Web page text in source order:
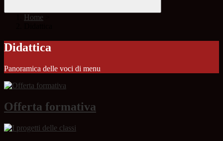
Home
Didattica
Panoramica delle voci di menu
Offerta formativa